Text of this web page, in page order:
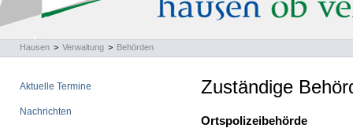
Hausen > Verwaltung > Behörden
Aktuelle Termine
Nachrichten
Zuständige
Ortspolizeibehörde